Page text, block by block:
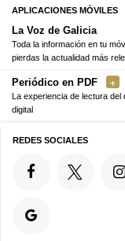
APLICACIONES MÓVILES
La Voz de Galicia
Toda la información en tu
pierdas la actualidad más
Periódico en PDF
La experiencia de lectura del
digital
REDES SOCIALES